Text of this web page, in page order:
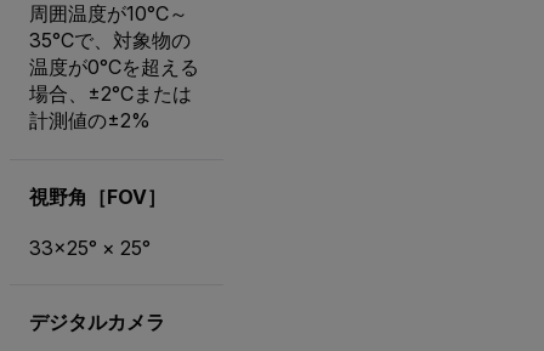
周囲温度が10°C～
35°Cで、対象物の
温度が0°Cを超える
場合、±2°Cまたは
計測値の±2%
視野角［FOV］
33×25° × 25°
デジタルカメラ